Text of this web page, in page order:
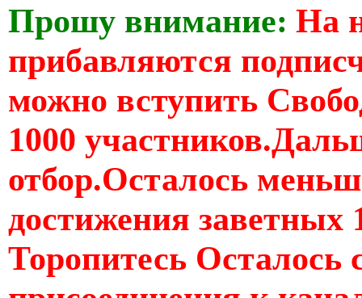
Прошу внимание: На
прибавляются
можно вступить
1000
отбор.Осталось
достижения заветных
Торопитесь Осталось